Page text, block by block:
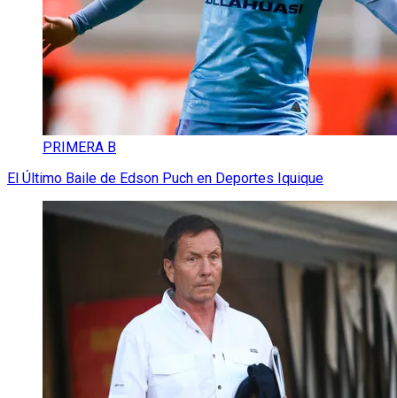
PRIMERA B
El Último Baile de Edson Puch en Deportes Iquique